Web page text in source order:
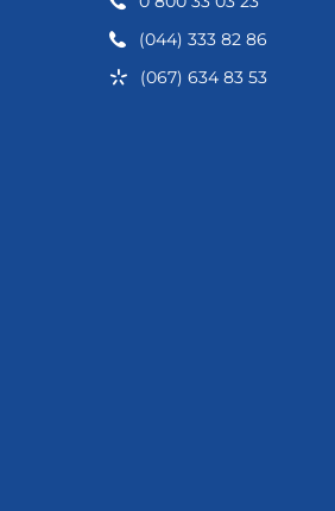
(044) 333 82 86
(067) 634 83 53